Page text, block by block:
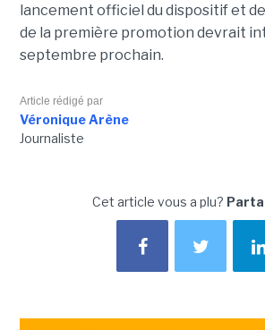
lancement officiel du dispositif et
de la première promotion devrait
septembre prochain.
Article rédigé par
Véronique Arène
Journaliste
Cet article vous a plu?